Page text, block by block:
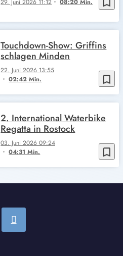
bookmark_border
22. Juni 2026 13:55
02:42 Min.
Touchdown-Show: Griffins
schlagen Minden
bookmark_border
03. Juni 2026 09:24
04:31 Min.
2. International Waterbike
Regatta in Rostock